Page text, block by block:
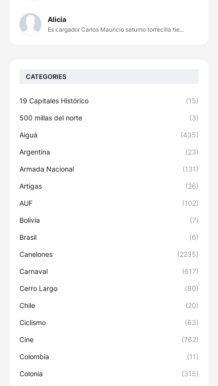
Alicia
Es cargador Carlos Mauricio saturno torrecilla tie...
CATEGORIES
19 Capitales Histórico (15)
500 millas del norte (3)
Aiguá (435)
Argentina (23)
Armada Nacional (131)
Artigas (26)
AUF (102)
Bolivia (7)
Brasil (6)
Canelones (2235)
Carnaval (617)
Cerro Largo (80)
Chile (20)
Ciclismo (63)
Cine (762)
Colombia (11)
Colonia (315)